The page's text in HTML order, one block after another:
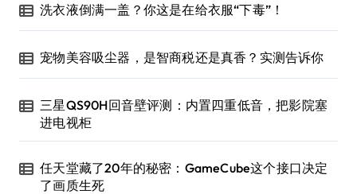
洗衣液倒满一盖？你这是在给衣服“下毒”！
宠物美容吸尘器，是智商税还是真香？实测告诉你
三星QS90H回音壁评测：内置四重低音，把影院塞
进电视柜
任天堂藏了20年的秘密：GameCube这个接口决定
了画质生死